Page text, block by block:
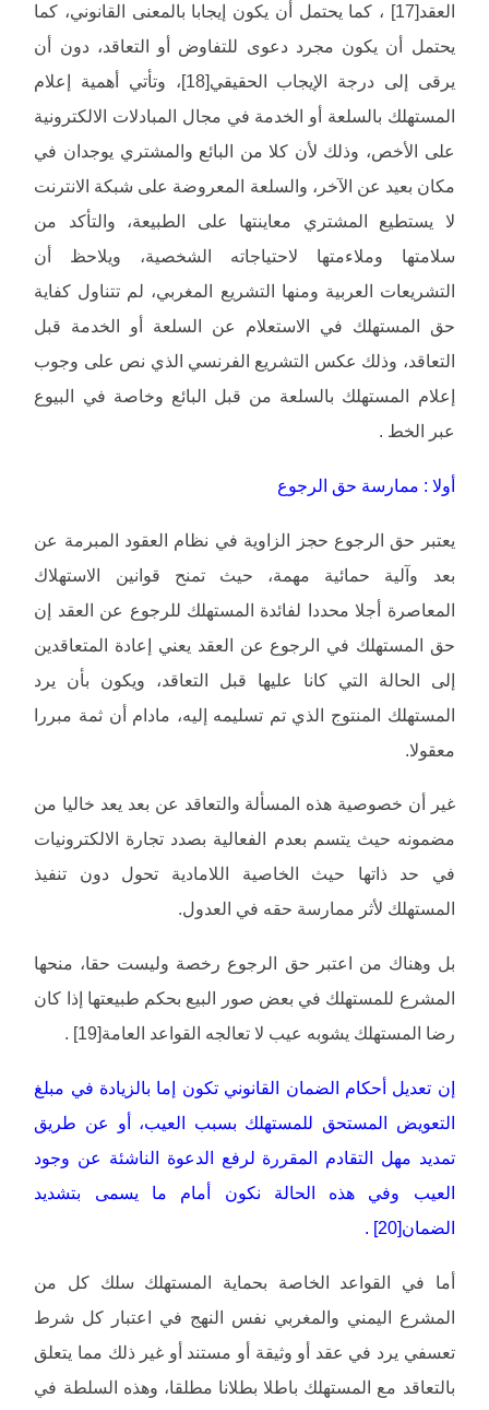
العقد[17] ، كما يحتمل أن يكون إيجابا بالمعنى القانوني، كما
يحتمل أن يكون مجرد دعوى للتفاوض أو التعاقد، دون أن
يرقى إلى درجة الإيجاب الحقيقي[18]، وتأتي أهمية إعلام
المستهلك بالسلعة أو الخدمة في مجال المبادلات الالكترونية
على الأخص، وذلك لأن كلا من البائع والمشتري يوجدان في
مكان بعيد عن الآخر، والسلعة المعروضة على شبكة الانترنت
لا يستطيع المشتري معاينتها على الطبيعة، والتأكد من
سلامتها وملاءمتها لاحتياجاته الشخصية، ويلاحظ أن
التشريعات العربية ومنها التشريع المغربي، لم تتناول كفاية
حق المستهلك في الاستعلام عن السلعة أو الخدمة قبل
التعاقد، وذلك عكس التشريع الفرنسي الذي نص على وجوب
إعلام المستهلك بالسلعة من قبل البائع وخاصة في البيوع
عبر الخط .
أولا : ممارسة حق الرجوع
يعتبر حق الرجوع حجز الزاوية في نظام العقود المبرمة عن
بعد وآلية حمائية مهمة، حيث تمنح قوانين الاستهلاك
المعاصرة أجلا محددا لفائدة المستهلك للرجوع عن العقد إن
حق المستهلك في الرجوع عن العقد يعني إعادة المتعاقدين
إلى الحالة التي كانا عليها قبل التعاقد، ويكون بأن يرد
المستهلك المنتوج الذي تم تسليمه إليه، مادام أن ثمة مبررا
معقولا.
غير أن خصوصية هذه المسألة والتعاقد عن بعد يعد خاليا من
مضمونه حيث يتسم بعدم الفعالية بصدد تجارة الالكترونيات
في حد ذاتها حيث الخاصية اللامادية تحول دون تنفيذ
المستهلك لأثر ممارسة حقه في العدول.
بل وهناك من اعتبر حق الرجوع رخصة وليست حقا، منحها
المشرع للمستهلك في بعض صور البيع بحكم طبيعتها إذا كان
رضا المستهلك يشوبه عيب لا تعالجه القواعد العامة[19] .
إن تعديل أحكام الضمان القانوني تكون إما بالزيادة في مبلغ
التعويض المستحق للمستهلك بسبب العيب، أو عن طريق
تمديد مهل التقادم المقررة لرفع الدعوة الناشئة عن وجود
العيب وفي هذه الحالة نكون أمام ما يسمى بتشديد
الضمان[20] .
أما في القواعد الخاصة بحماية المستهلك سلك كل من
المشرع اليمني والمغربي نفس النهج في اعتبار كل شرط
تعسفي يرد في عقد أو وثيقة أو مستند أو غير ذلك مما يتعلق
بالتعاقد مع المستهلك باطلا بطلانا مطلقا، وهذه السلطة في